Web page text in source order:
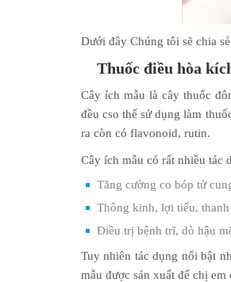
Dưới đây Chúng tôi sẽ chia
Thuốc điều hòa
Cây ích mẫu là cây thuốc
đều cso thể sử dụng làm
ra còn có flavonoid, rutin.
Cây ích mẫu có rất nhiều tác
Tăng cường co bóp tử
Thông kinh, lợi tiểu,
Điều trị bệnh trĩ, dò hậu
Tuy nhiên tác dụng nổi bật
mẫu được sản xuất để chị